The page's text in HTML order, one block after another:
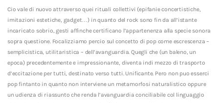
Cio vale di nuovo attraverso quei rituali collettivi (epifanie concertistiche,
imitazioni estetiche, gadget…) in quanto del rock sono fin da all’istante
incaricato sobrio, gesti affinche certificano l’appartenenza alla specie sonora
sopra questione. Focalizziamo percio sul concetto di pop come escrescenza –
semplicistica, utilitaristica – dell’avanguardia. Quegli che (un baleno, un
epoca) precedentemente e impressionante, diventa indi mezzo di trasporto
d’eccitazione per tutti, destinato verso tutti. Unificante. Pero non puo esserci
pop fintanto in quanto non interviene un metamorfosi naturalistico oppure
un udienza di riassunto che renda l’avanguardia conciliabile col linguaggio